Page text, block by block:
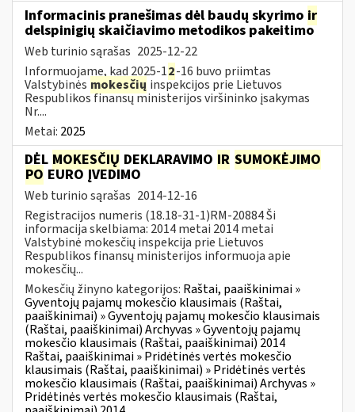
Informacinis pranešimas dėl baudų skyrimo ir
delspinigių skaičiavimo metodikos pakeitimo
Web turinio sąrašas 2025-12-22
Informuojame, kad 2025-12-16 buvo priimtas
Valstybinės mokesčių inspekcijos prie Lietuvos
Respublikos finansų ministerijos viršininko įsakymas
Nr....
Metai: 2025
DĖL MOKESČIŲ DEKLARAVIMO IR SUMOKĖJIMO
PO EURO ĮVEDIMO
Web turinio sąrašas 2014-12-16
Registracijos numeris (18.18-31-1)RM-20884 Ši
informacija skelbiama: 2014 metai 2014 metai
Valstybinė mokesčių inspekcija prie Lietuvos
Respublikos finansų ministerijos informuoja apie
mokesčių...
Mokesčių žinyno kategorijos: Raštai, paaiškinimai »
Gyventojų pajamų mokesčio klausimais (Raštai,
paaiškinimai) » Gyventojų pajamų mokesčio klausimais
(Raštai, paaiškinimai) Archyvas » Gyventojų pajamų
mokesčio klausimais (Raštai, paaiškinimai) 2014
Raštai, paaiškinimai » Pridėtinės vertės mokesčio
klausimais (Raštai, paaiškinimai) » Pridėtinės vertės
mokesčio klausimais (Raštai, paaiškinimai) Archyvas »
Pridėtinės vertės mokesčio klausimais (Raštai,